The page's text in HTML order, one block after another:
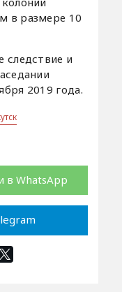
в размере 10
следствие и
2019 года.
в WhatsApp